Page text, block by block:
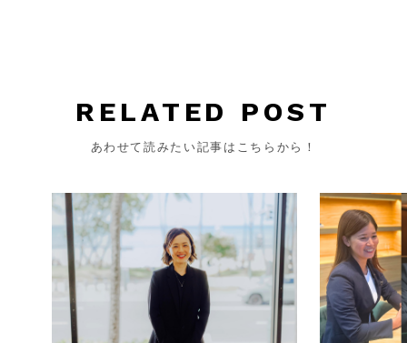
RELATED POST
あわせて読みたい記事はこちらから！